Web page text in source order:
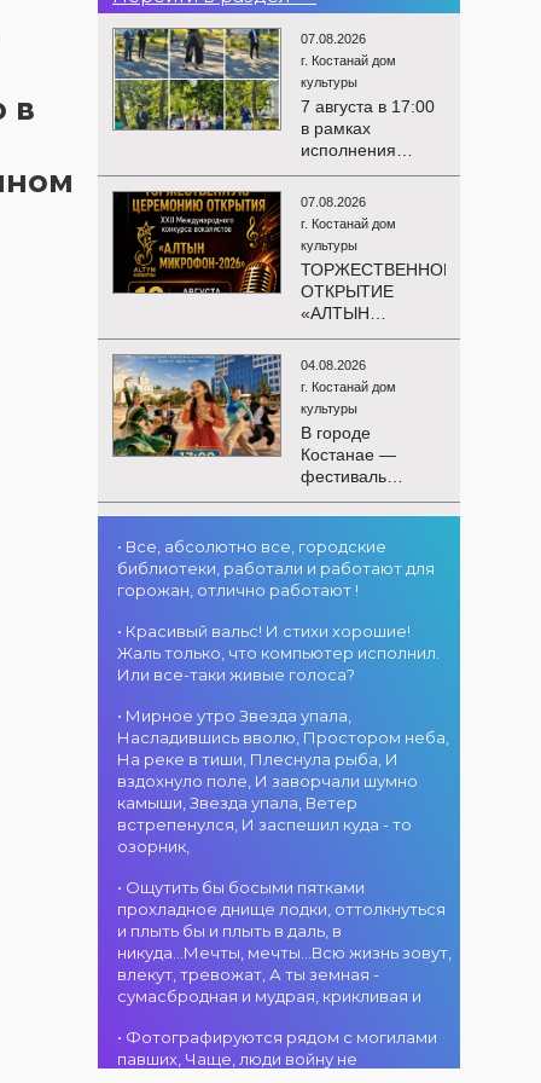
в
07.08.2026
г. Костанай дом
культуры
7 августа в 17:00
в рамках
исполнения
показателей КРІ в
соответствии с
утверждённым
состоялся
выездной концерт
посвященной
экологической
акции «Таза
Казахстан». в
Мендыкаринский
район (п. Красная
Пресня)
07.08.2026
г. Костанай дом
культуры
ТОРЖЕСТВЕННОЕ
ОТКРЫТИЕ
«АЛТЫН
МИКРОФОН –
2026»
Приглашаем вас
торжественную
церемонию
открытия XXII
Международного
конкурса
«Алтын
микрофон –
2026»! В этот
исполнители из
разных стран
встретятся на
чтобы открыть
яркий праздник
музыки и
творчества.
Станьте
свидетелями
Приходите
поддержать
04.08.2026
г. Костанай дом
культуры
В городе
Костанае —
фестиваль
детского
творчества
«Алтын дән»! 15
августа на
площади
акимата
состоится
фестиваль
участием детских
творческих
коллективов
проекта «Даму
бала»! Вас ждут
яркие
прекрасные
песни,
зажигательные
танцы и
праздничное
настроение!
г. Костанай дом
культуры
В День города —
«Карнавал»! 15
августа на
площади
акимата
состоится
концертная
программа
ансамбля танца
«Карнавал»!
Фахрутдинов. Вас
ждут зрелищные
хореографические
образы,
зажигательные
ритмы и
праздничное
г. Костанай дом
культуры
В День города —
DJ-программа
«MOVE &
DANCE»! 14
областного
акимата
состоится
праздничная DJ-
программа! Вас
ждут
музыкальные
хиты,
культуры
Костанай
завоевал Гран-
г. Костанай дом
культуры
• Все, абсолютно все, городские
библиотеки, работали и работают для
горожан, отлично работают !
• Красивый вальс! И стихи хорошие!
Жаль только, что компьютер исполнил.
Или все-таки живые голоса?
• Мирное утро Звезда упала,
Насладившись вволю, Простором неба,
На реке в тиши, Плеснула рыба, И
вздохнуло поле, И заворчали шумно
камыши, Звезда упала, Ветер
встрепенулся, И заспешил куда - то
озорник,
• Ощутить бы босыми пятками
прохладное днище лодки, оттолкнуться
и плыть бы и плыть в даль, в
никуда...Мечты, мечты...Всю жизнь зовут,
влекут, тревожат, А ты земная -
сумасбродная и мудрая, крикливая и
• Фотографируются рядом с могилами
павших, Чаще, люди войну не